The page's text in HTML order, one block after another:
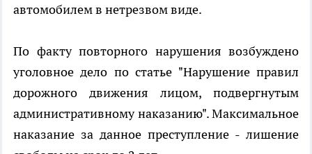
автомобилем в нетрезвом виде.
По факту повторного нарушения возбуждено
уголовное дело по статье "Нарушение правил
дорожного движения лицом, подвергнутым
административному наказанию". Максимальное
наказание за данное преступление - лишение